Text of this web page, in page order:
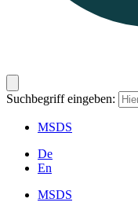
Suchbegriff eingeben:
MSDS
De
En
MSDS